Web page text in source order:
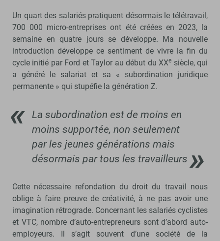
Un quart des salariés pratiquent désormais le télétravail,
700 000 micro-entreprises ont été créées en 2023, la
semaine en quatre jours se développe. Ma nouvelle
introduction développe ce sentiment de vivre la fin du
cycle initié par Ford et Taylor au début du XXe siècle, qui
a généré le salariat et sa « subordination juridique
permanente » qui stupéfie la génération Z.
La subordination est de moins en
moins supportée, non seulement
par les jeunes générations mais
désormais par tous les travailleurs
Cette nécessaire refondation du droit du travail nous
oblige à faire preuve de créativité, à ne pas avoir une
imagination rétrograde. Concernant les salariés cyclistes
et VTC, nombre d’auto-entrepreneurs sont d’abord auto-
employeurs. Il s’agit souvent d’une société de la